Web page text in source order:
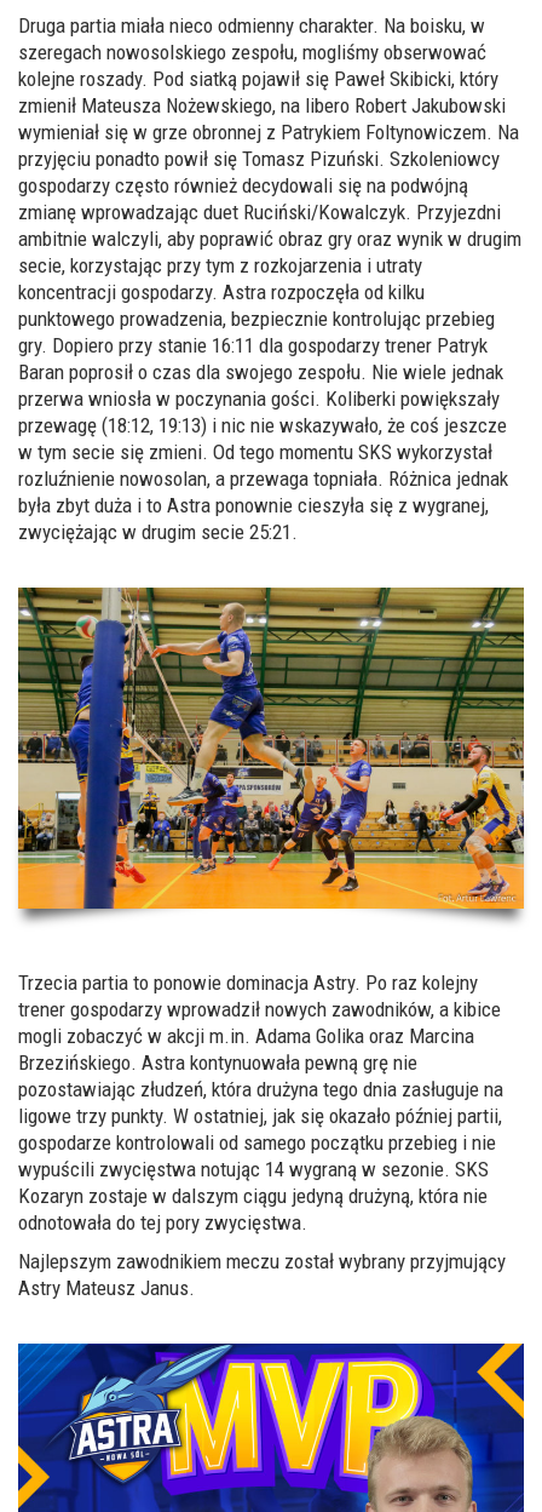
Druga partia miała nieco odmienny charakter. Na boisku, w
szeregach nowosolskiego zespołu, mogliśmy obserwować
kolejne roszady. Pod siatką pojawił się Paweł Skibicki, który
zmienił Mateusza Nożewskiego, na libero Robert Jakubowski
wymieniał się w grze obronnej z Patrykiem Foltynowiczem. Na
przyjęciu ponadto powił się Tomasz Pizuński. Szkoleniowcy
gospodarzy często również decydowali się na podwójną
zmianę wprowadzając duet Ruciński/Kowalczyk. Przyjezdni
ambitnie walczyli, aby poprawić obraz gry oraz wynik w drugim
secie, korzystając przy tym z rozkojarzenia i utraty
koncentracji gospodarzy. Astra rozpoczęła od kilku
punktowego prowadzenia, bezpiecznie kontrolując przebieg
gry. Dopiero przy stanie 16:11 dla gospodarzy trener Patryk
Baran poprosił o czas dla swojego zespołu. Nie wiele jednak
przerwa wniosła w poczynania gości. Koliberki powiększały
przewagę (18:12, 19:13) i nic nie wskazywało, że coś jeszcze
w tym secie się zmieni. Od tego momentu SKS wykorzystał
rozluźnienie nowosolan, a przewaga topniała. Różnica jednak
była zbyt duża i to Astra ponownie cieszyła się z wygranej,
zwyciężając w drugim secie 25:21.
Trzecia partia to ponowie dominacja Astry. Po raz kolejny
trener gospodarzy wprowadził nowych zawodników, a kibice
mogli zobaczyć w akcji m.in. Adama Golika oraz Marcina
Brzezińskiego. Astra kontynuowała pewną grę nie
pozostawiając złudzeń, która drużyna tego dnia zasługuje na
ligowe trzy punkty. W ostatniej, jak się okazało później partii,
gospodarze kontrolowali od samego początku przebieg i nie
wypuścili zwycięstwa notując 14 wygraną w sezonie. SKS
Kozaryn zostaje w dalszym ciągu jedyną drużyną, która nie
odnotowała do tej pory zwycięstwa.
Najlepszym zawodnikiem meczu został wybrany przyjmujący
Astry Mateusz Janus.